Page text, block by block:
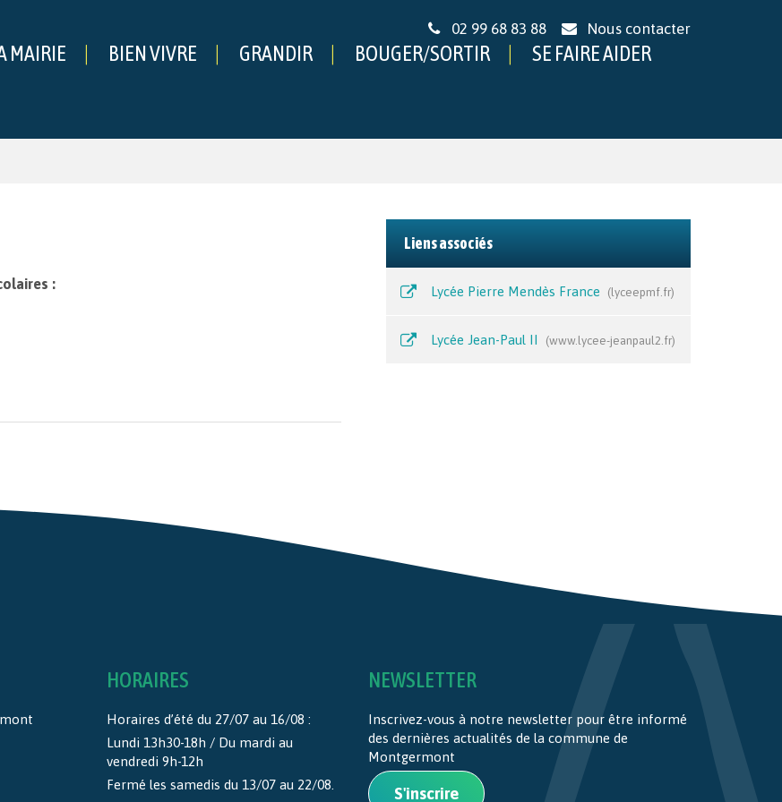
02 99 68 83 88 Nous contacter
MAIRIE BIEN VIVRE GRANDIR BOUGER/SORTIR
SE FAIRE AIDER
:
Liens associés
Lycée Pierre Mendès France lyceepmf.fr
Lycée Jean-Paul II www.lycee-jeanpaul2.fr
HORAIRES
Horaires d’été du 27/07 au 16/08 :
Lundi 13h30-18h / Du mardi au
vendredi 9h-12h
Fermé les samedis du 13/07 au 22/08.
NEWSLETTER
Inscrivez-vous à notre newsletter pour être informé
des dernières actualités de la commune de
Montgermont
S'inscrire